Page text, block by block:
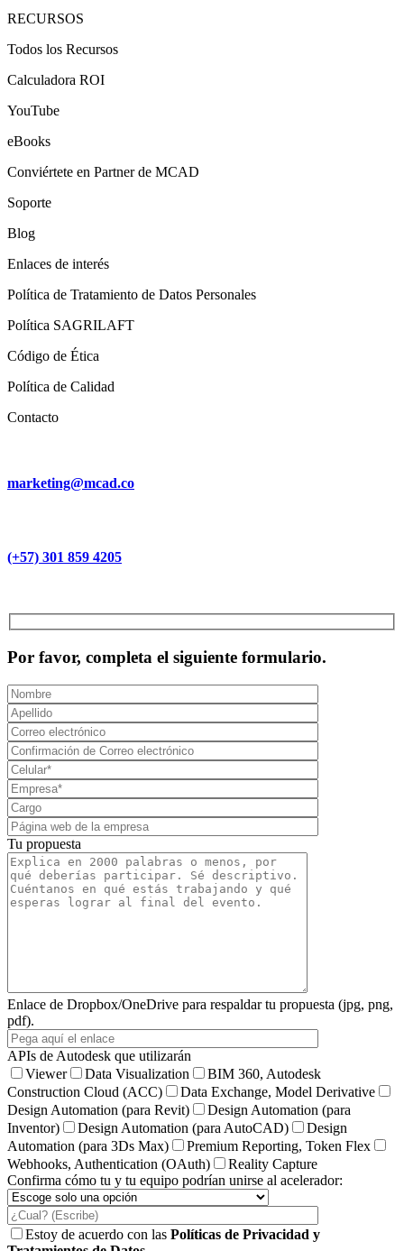
RECURSOS
Todos los Recursos
Calculadora ROI
YouTube
eBooks
Conviértete en Partner de MCAD
Soporte
Blog
Enlaces de interés
Política de Tratamiento de Datos Personales
Política SAGRILAFT
Código de Ética
Política de Calidad
Contacto
marketing@mcad.co
(+57) 301 859 4205
Por favor, completa el siguiente formulario.
Tu propuesta
Enlace de Dropbox/OneDrive para respaldar tu propuesta (jpg, png,
pdf).
APIs de Autodesk que utilizarán
Viewer
Data Visualization
BIM 360, Autodesk
Construction Cloud (ACC)
Data Exchange, Model Derivative
Design Automation (para Revit)
Design Automation (para
Inventor)
Design Automation (para AutoCAD)
Design
Automation (para 3Ds Max)
Premium Reporting, Token Flex
Webhooks, Authentication (OAuth)
Reality Capture
Confirma cómo tu y tu equipo podrían unirse al acelerador:
Estoy de acuerdo con las Políticas de Privacidad y